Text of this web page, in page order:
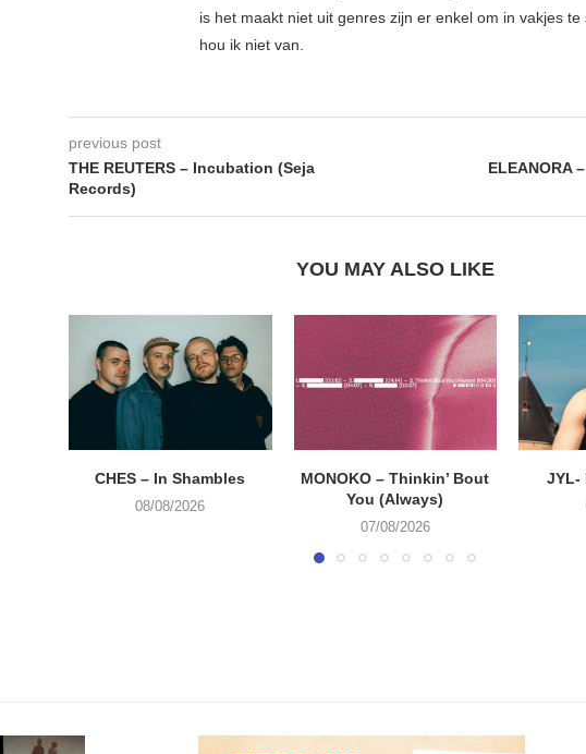
is het maakt niet uit genres zijn er enkel om in vakjes
hou ik niet van.
previous post
THE REUTERS – Incubation (Seja
Records)
ELEANORA
YOU MAY ALSO LIKE
CHES – In Shambles
08/08/2026
MONOKO – Thinkin’ Bout
You (Always)
07/08/2026
JYL-